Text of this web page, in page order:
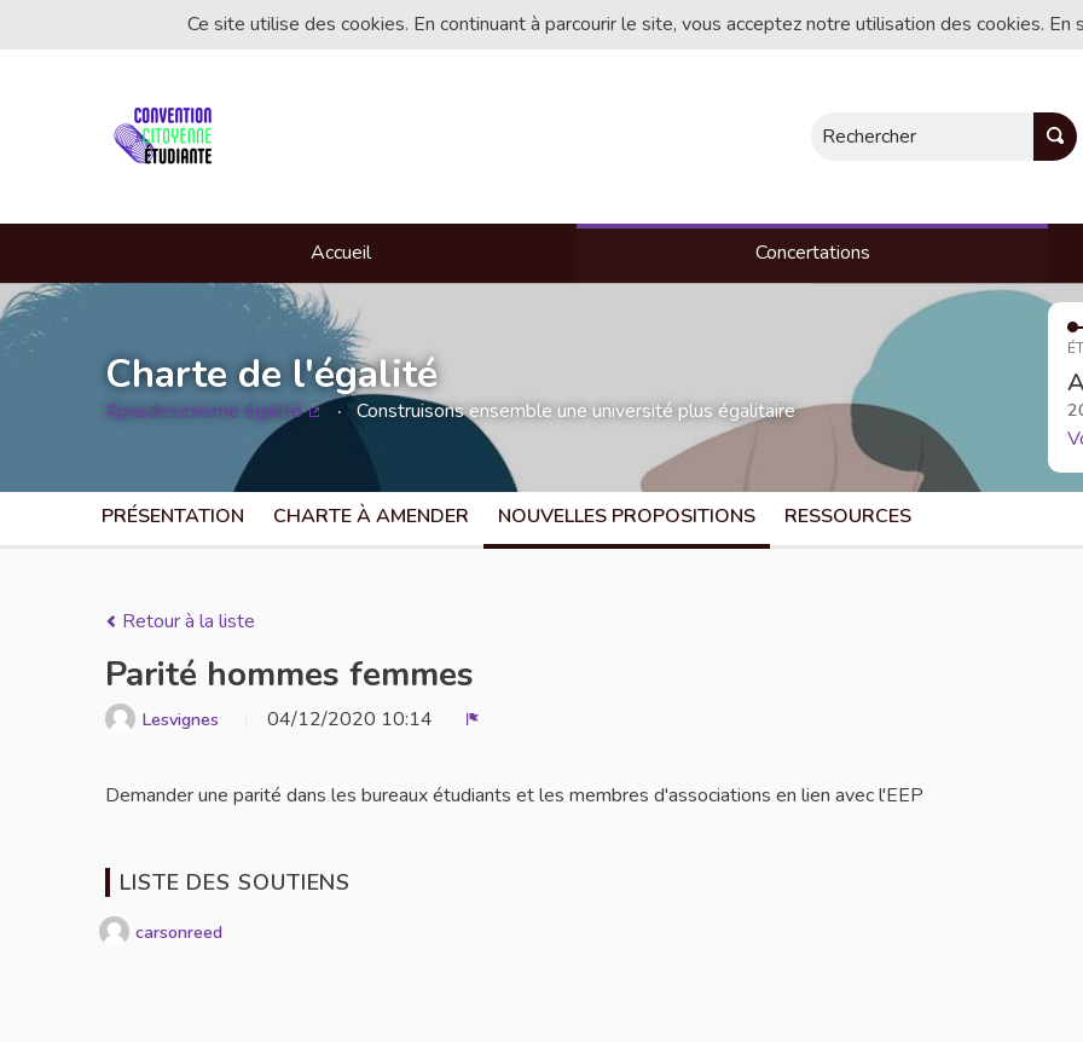
Ce site utilise des cookies. En continuant à parcourir le site, vous acceptez notre utilisation des cookies.
Rechercher
Accueil Concertations
Charte de l'égalité
#pasdesexisme égalité Construisons ensemble une université plus égalitaire
PRÉSENTATION CHARTE À AMENDER NOUVELLES PROPOSITIONS RESSOURCES
Retour à la liste
Parité hommes femmes
Lesvignes 04/12/2020 10:14
Demander une parité dans les bureaux étudiants et les membres d'associations en lien avec l'EEP
LISTE DES SOUTIENS
carsonreed